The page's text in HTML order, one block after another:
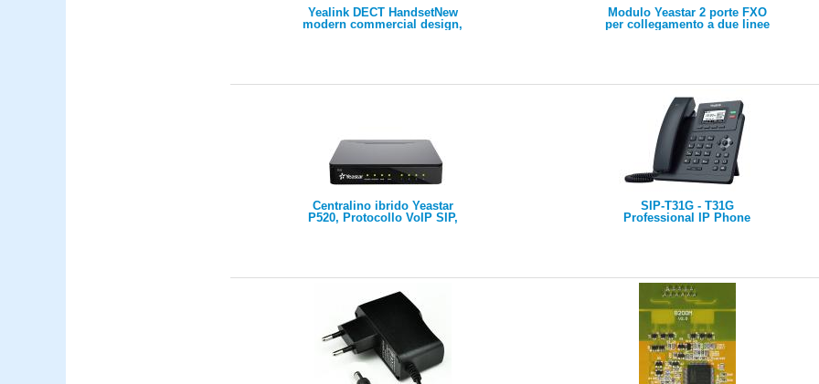
Yealink DECT HandsetNew
modern commercial design,
Modulo Yeastar 2 porte FXO
per collegamento a due linee
Centralino ibrido Yeastar
P520, Protocollo VoIP SIP,
SIP-T31G - T31G
Professional IP Phone